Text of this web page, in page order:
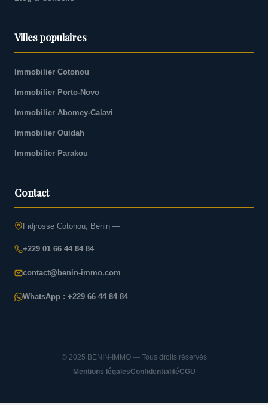
Villes populaires
Immobilier Cotonou
Immobilier Porto-Novo
Immobilier Abomey-Calavi
Immobilier Ouidah
Immobilier Parakou
Contact
Fidjrosse Cotonou, Bénin —
+229 01 66 44 84 84
contact@benin-immo.com
WhatsApp : +229 66 44 84 84
© 2025 BENIN-IMMO — Tous droits réservés
Mentions légalesConfidentialitéCGU